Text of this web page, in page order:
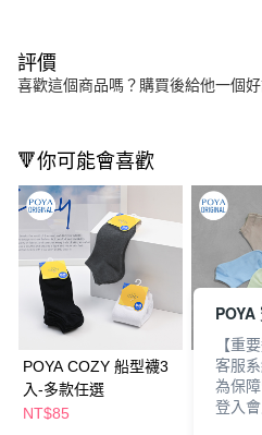
評價
喜歡這個商品嗎？購買後給他一個
🔻你可能會喜歡
POYA COZY 船型襪3
入-多款任選
NT$85
POYA
襪-多款
NT$45
POYA
【重
客服
為保
登入